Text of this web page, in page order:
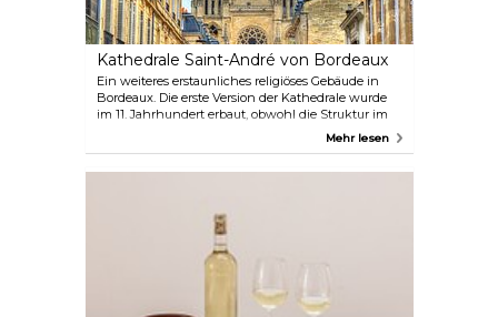
Kathedrale Saint-André von Bordeaux
Ein weiteres erstaunliches religiöses Gebäude in
Bordeaux. Die erste Version der Kathedrale wurde
im 11. Jahrhundert erbaut, obwohl die Struktur im
Laufe der Zeit viele Veränderungen erfahren hat.
sehen, indem Sie den Turm von Pey-Berland
Mehr lesen